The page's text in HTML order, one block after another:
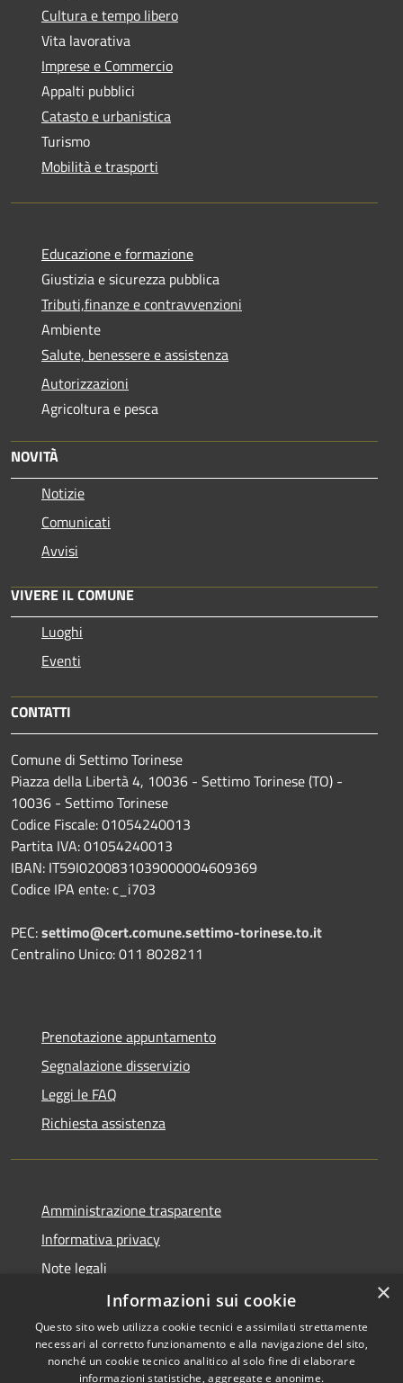
Cultura e tempo libero
Vita lavorativa
Imprese e Commercio
Appalti pubblici
Catasto e urbanistica
Turismo
Mobilità e trasporti
Educazione e formazione
Giustizia e sicurezza pubblica
Tributi,finanze e contravvenzioni
Ambiente
Salute, benessere e assistenza
Autorizzazioni
Agricoltura e pesca
NOVITÀ
Notizie
Comunicati
Avvisi
VIVERE IL COMUNE
Luoghi
Eventi
CONTATTI
Comune di Settimo Torinese
Piazza della Libertà 4, 10036 - Settimo Torinese (TO) -
10036 - Settimo Torinese
Codice Fiscale: 01054240013
Partita IVA: 01054240013
IBAN: IT59I0200831039000004609369
Codice IPA ente: c_i703
PEC:settimo@cert.comune.settimo-torinese.to.it
Centralino Unico: 011 8028211
Prenotazione appuntamento
Segnalazione disservizio
Leggi le FAQ
Richiesta assistenza
Amministrazione trasparente
Informativa privacy
Note legali
Dichiarazione di accessibilità
×
Informazioni sui cookie
Questo sito web utilizza cookie tecnici e assimilati strettamente
necessari al corretto funzionamento e alla navigazione del sito,
nonché un cookie tecnico analitico al solo fine di elaborare
informazioni statistiche, aggregate e anonime.